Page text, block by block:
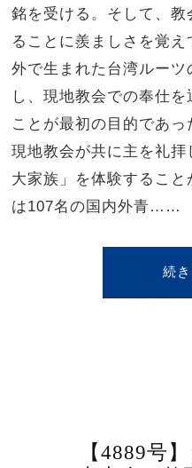
銘を受ける。そして、
ることに羨ましさを覚
外で生まれた台湾ルー
し、現地教会での奉仕
ことが最初の目的であ
現地教会が共に主を礼
大家族」を体験するこ
は107名の国内外青……
続
【4889号